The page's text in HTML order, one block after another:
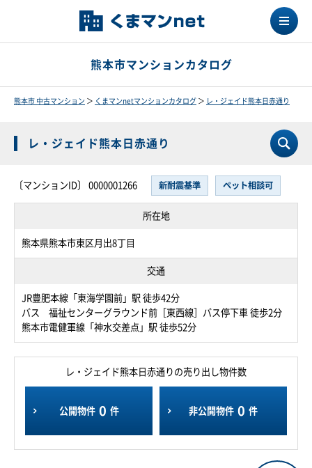
熊本市マンションカタログ
熊本市 中古マンション ＞ くまマンnetマンションカタログ ＞ レ・ジェイド熊本日赤通り
レ・ジェイド熊本日赤通り
〔マンションID〕 0000001266 新耐震基準 ペット相談可
所在地
熊本県熊本市東区月出8丁目
交通
JR豊肥本線「東海学園前」駅 徒歩42分
バス 福祉センターグラウンド前［東西線］バス停下車 徒歩2分
熊本市電健軍線「神水交差点」駅 徒歩52分
レ・ジェイド熊本日赤通りの売り出し物件数
公開物件 0 件 非公開物件 0 件